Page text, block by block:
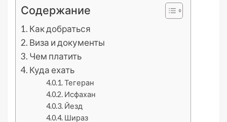
Содержание
Как добраться
Виза и документы
Чем платить
Куда ехать
Тегеран
Исфахан
Йезд
Шираз